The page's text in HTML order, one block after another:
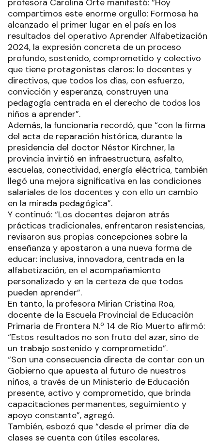
profesora Carolina Orte manifestó: “Hoy
compartimos este enorme orgullo: Formosa ha
alcanzado el primer lugar en el país en los
resultados del operativo Aprender Alfabetización
2024, la expresión concreta de un proceso
profundo, sostenido, comprometido y colectivo
que tiene protagonistas claros: lo docentes y
directivos, que todos los días, con esfuerzo,
convicción y esperanza, construyen una
pedagogía centrada en el derecho de todos los
niños a aprender”.
Además, la funcionaria recordó, que “con la firma
del acta de reparación histórica, durante la
presidencia del doctor Néstor Kirchner, la
provincia invirtió en infraestructura, asfalto,
escuelas, conectividad, energía eléctrica, también
llegó una mejora significativa en las condiciones
salariales de los docentes y con ello un cambio
en la mirada pedagógica”.
Y continuó: “Los docentes dejaron atrás
prácticas tradicionales, enfrentaron resistencias,
revisaron sus propias concepciones sobre la
enseñanza y apostaron a una nueva forma de
educar: inclusiva, innovadora, centrada en la
alfabetización, en el acompañamiento
personalizado y en la certeza de que todos
pueden aprender”.
En tanto, la profesora Mirian Cristina Roa,
docente de la Escuela Provincial de Educación
Primaria de Frontera N.º 14 de Río Muerto afirmó:
“Estos resultados no son fruto del azar, sino de
un trabajo sostenido y comprometido”.
“Son una consecuencia directa de contar con un
Gobierno que apuesta al futuro de nuestros
niños, a través de un Ministerio de Educación
presente, activo y comprometido, que brinda
capacitaciones permanentes, seguimiento y
apoyo constante”, agregó.
También, esbozó que “desde el primer día de
clases se cuenta con útiles escolares,